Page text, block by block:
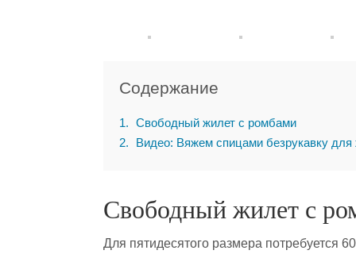
Содержание
1
Свободный жилет с ромбами
2
Видео: Вяжем спицами безрукавку
Свободный жилет с
Для пятидесятого размера потребуется